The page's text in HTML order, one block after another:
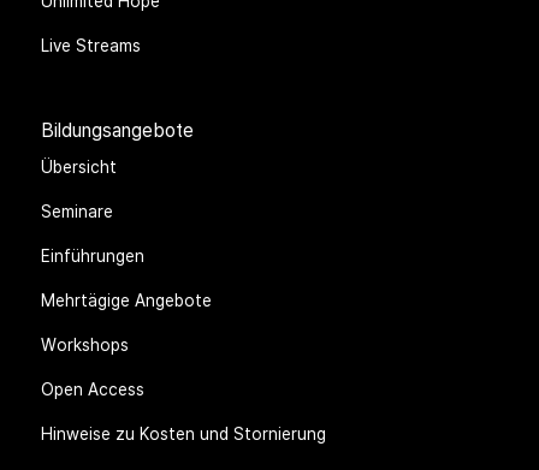
Live Streams
Bildungsangebote
Übersicht
Seminare
Einführungen
Mehrtägige Angebote
Workshops
Open Access
Hinweise zu Kosten und Stornierung